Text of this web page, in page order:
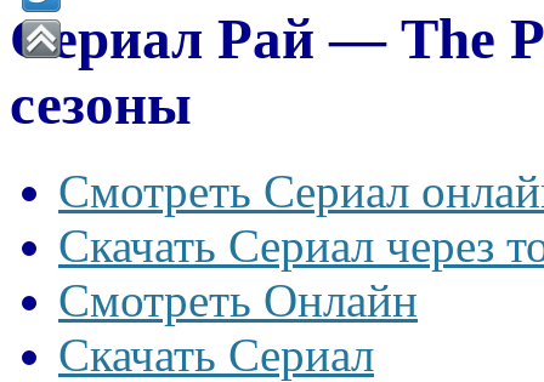
Сериал Рай — The
сезоны
Смотреть Сериал
Скачать Сериал через
Смотреть Онлайн
Скачать Сериал